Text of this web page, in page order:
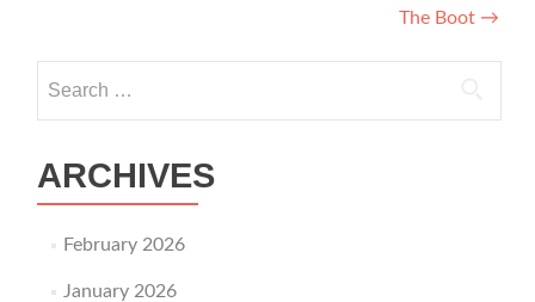
The Boot →
ARCHIVES
February 2026
January 2026